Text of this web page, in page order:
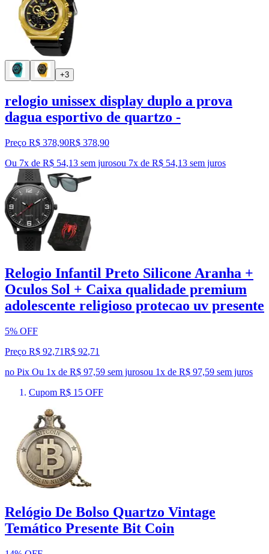
+3
relogio unissex display duplo a prova
dagua esportivo de quartzo -
Preço R$ 378,90R$ 378,90
Ou 7x de R$ 54,13 sem jurosou 7x de R$ 54,13 sem juros
Relogio Infantil Preto Silicone Aranha +
Oculos Sol + Caixa qualidade premium
adolescente religioso protecao uv presente
5% OFF
Preço R$ 92,71R$ 92,71
no Pix Ou 1x de R$ 97,59 sem jurosou 1x de R$ 97,59 sem juros
Cupom R$ 15 OFF
Relógio De Bolso Quartzo Vintage
Temático Presente Bit Coin